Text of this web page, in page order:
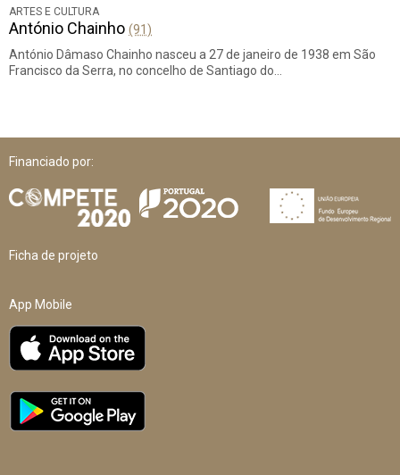
ARTES E CULTURA
António Chainho (91)
António Dâmaso Chainho nasceu a 27 de janeiro de 1938 em São
Francisco da Serra, no concelho de Santiago do…
Financiado por:
Ficha de projeto
App Mobile